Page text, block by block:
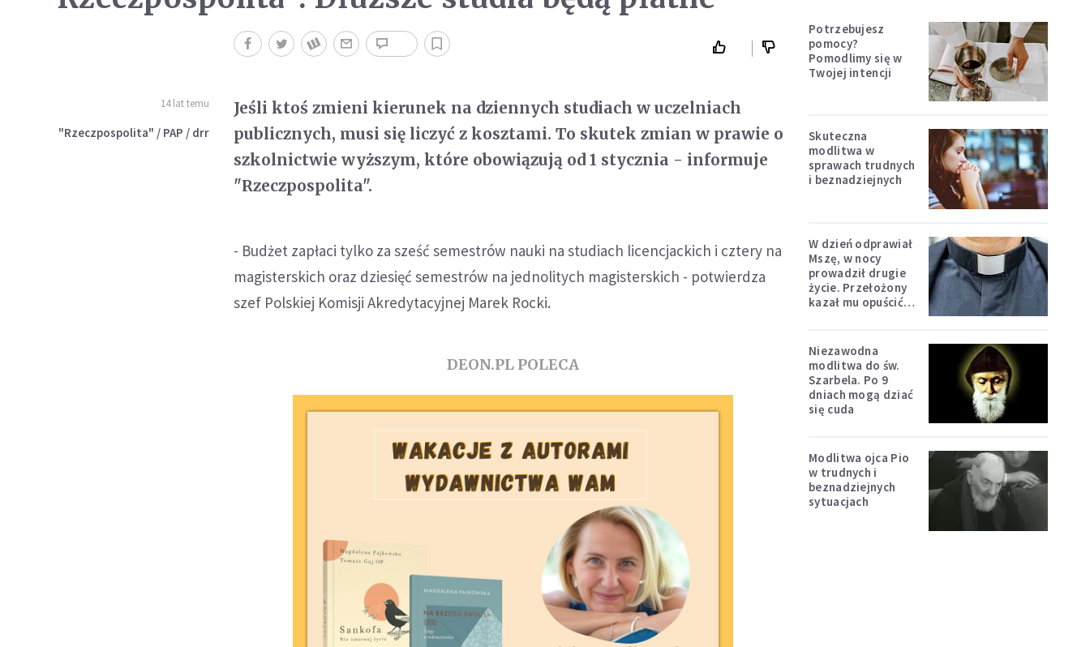
14 lat temu
"Rzeczpospolita" / PAP / drr
Jeśli ktoś zmieni kierunek na dziennych studiach w uczelniach
publicznych, musi się liczyć z kosztami. To skutek zmian w prawie o
szkolnictwie wyższym, które obowiązują od 1 stycznia - informuje
"Rzeczpospolita".
- Budżet zapłaci tylko za sześć semestrów nauki na studiach licencjackich i cztery na
magisterskich oraz dziesięć semestrów na jednolitych magisterskich - potwierdza
szef Polskiej Komisji Akredytacyjnej Marek Rocki.
DEON.PL POLECA
Potrzebujesz
pomocy?
Pomodlimy się w
Twojej intencji
Skuteczna
modlitwa w
sprawach trudnych
i beznadziejnych
W dzień odprawiał
Mszę, w nocy
prowadził drugie
życie. Przełożony
kazał mu opuścić
Niezawodna
modlitwa do św.
Szarbela. Po 9
dniach mogą dziać
się cuda
Modlitwa ojca Pio
w trudnych i
beznadziejnych
sytuacjach